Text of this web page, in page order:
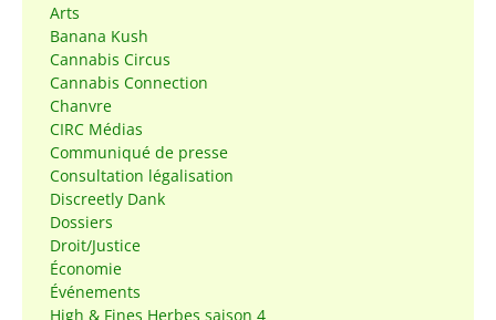
Arts
Banana Kush
Cannabis Circus
Cannabis Connection
Chanvre
CIRC Médias
Communiqué de presse
Consultation légalisation
Discreetly Dank
Dossiers
Droit/Justice
Économie
Événements
High & Fines Herbes saison 4